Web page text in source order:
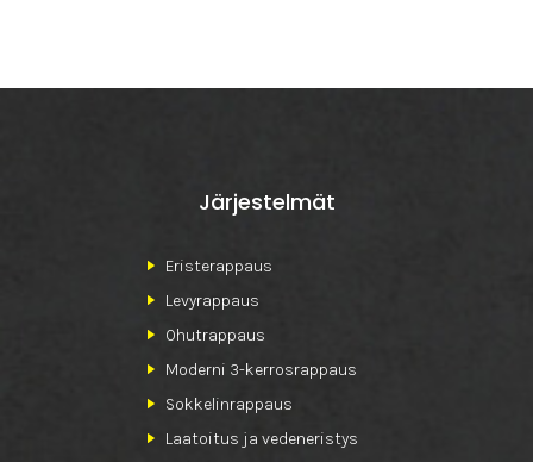
Järjestelmät
Eristerappaus
Levyrappaus
Ohutrappaus
Moderni 3-kerrosrappaus
Sokkelinrappaus
Laatoitus ja vedeneristys